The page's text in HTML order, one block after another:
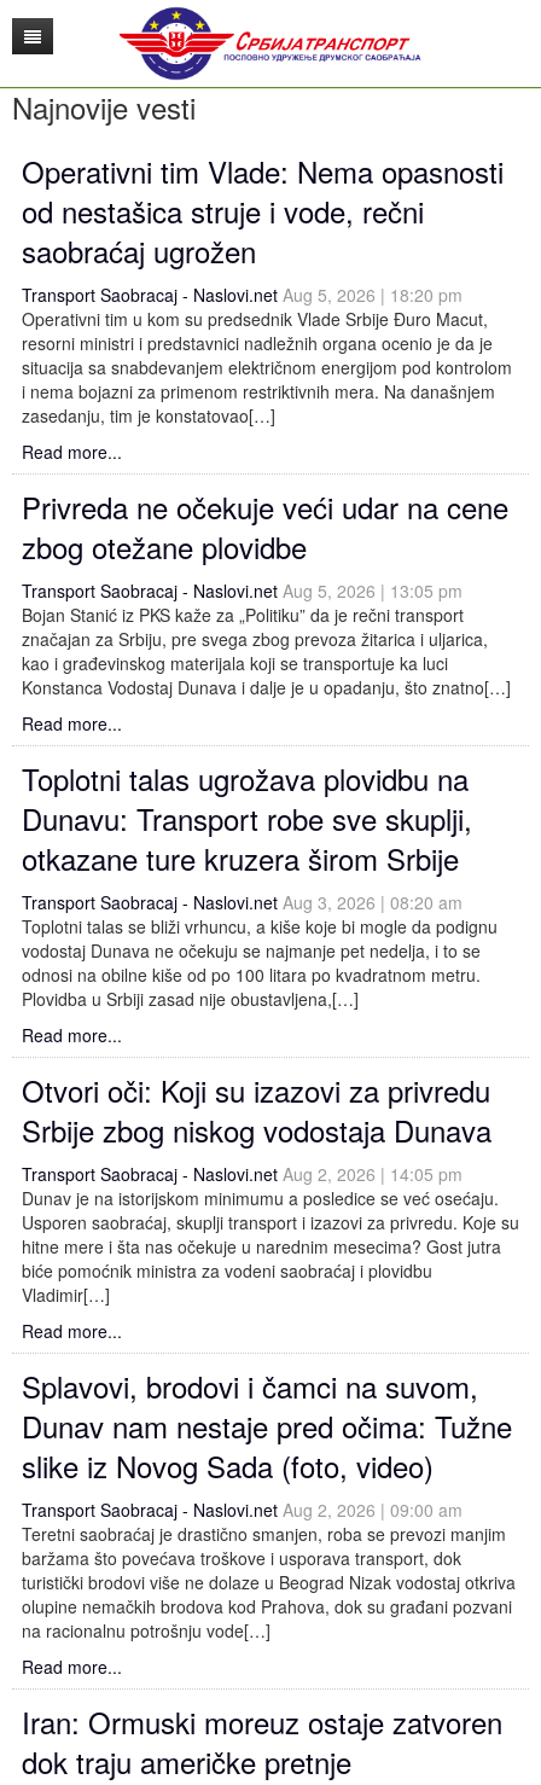
O nama
Istorijat
Menadžment
Udruženje poslodavaca
Biografije kolektiva Srbijatransport
Misija, vizija i aktuelno stanje
Pristupnice
Galerija
Fotografije
Video materijal
Događaji
Skupština udruženja
Srbijatransport
Putnički saobraćaj Srbije
Autobuske stanice
Kategorizacija autobuskih stanica u Srbiji
Daljinar
Prevoznici
Red vožnje
Prodaja karata
Teretni saobraćaj
Međunarodni teretni saobraćaj
TIR
Poslovodni odbor
Skraćenice i pojmovi - Engleski
Železnički saobraćaj
Digitalizacija u transportu
Robni terminali i multimodalni transport
Logistika i usluge u transportu
Siva ekonomija
Najnovije vesti
Edukacija
Edukativno konsultativni centar
Edukacija zaposlenih u saobraćaju
Bezbednost saobraćaja
ADR
Vozači
Rukovaoci
Savetnici
Radno vreme vozača i tahografi
Obuka profesionalnih vozača
Publikacije
Sudsko veštačenje
Konsultantske usluge
Konsalting
Istraživanje tržišta
Marketing
Zastupanje i posredovanje
Visoko obrazovanje
Saobraćajni fakultet Beograd
Fakultet tehničkih nauka Novi Sad
Skupovi i konferencije
Ponude
Zakonska regulativa
Gransko udruženje poslodavaca
USIS
Kontakt
Korisni linkovi
Najnovije vesti
Operativni tim Vlade: Nema opasnosti
od nestašica struje i vode, rečni
saobraćaj ugrožen
Transport Saobracaj - Naslovi.net Aug 5, 2026 | 18:20 pm
Operativni tim u kom su predsednik Vlade Srbije Đuro Macut,
resorni ministri i predstavnici nadležnih organa ocenio je da je
situacija sa snabdevanjem električnom energijom pod kontrolom
i nema bojazni za primenom restriktivnih mera. Na današnjem
zasedanju, tim je konstatovao[…]
Read more...
Privreda ne očekuje veći udar na cene
zbog otežane plovidbe
Transport Saobracaj - Naslovi.net Aug 5, 2026 | 13:05 pm
Bojan Stanić iz PKS kaže za „Politiku” da je rečni transport
značajan za Srbiju, pre svega zbog prevoza žitarica i uljarica,
kao i građevinskog materijala koji se transportuje ka luci
Konstanca Vodostaj Dunava i dalje je u opadanju, što znatno[…]
Read more...
Toplotni talas ugrožava plovidbu na
Dunavu: Transport robe sve skuplji,
otkazane ture kruzera širom Srbije
Transport Saobracaj - Naslovi.net Aug 3, 2026 | 08:20 am
Toplotni talas se bliži vrhuncu, a kiše koje bi mogle da podignu
vodostaj Dunava ne očekuju se najmanje pet nedelja, i to se
odnosi na obilne kiše od po 100 litara po kvadratnom metru.
Plovidba u Srbiji zasad nije obustavljena,[…]
Read more...
Otvori oči: Koji su izazovi za privredu
Srbije zbog niskog vodostaja Dunava
Transport Saobracaj - Naslovi.net Aug 2, 2026 | 14:05 pm
Dunav je na istorijskom minimumu a posledice se već osećaju.
Usporen saobraćaj, skuplji transport i izazovi za privredu. Koje su
hitne mere i šta nas očekuje u narednim mesecima? Gost jutra
biće pomoćnik ministra za vodeni saobraćaj i plovidbu
Vladimir[…]
Read more...
Splavovi, brodovi i čamci na suvom,
Dunav nam nestaje pred očima: Tužne
slike iz Novog Sada (foto, video)
Transport Saobracaj - Naslovi.net Aug 2, 2026 | 09:00 am
Teretni saobraćaj je drastično smanjen, roba se prevozi manjim
baržama što povećava troškove i usporava transport, dok
turistički brodovi više ne dolaze u Beograd Nizak vodostaj otkriva
olupine nemačkih brodova kod Prahova, dok su građani pozvani
na racionalnu potrošnju vode[…]
Read more...
Iran: Ormuski moreuz ostaje zatvoren
dok traju američke pretnje